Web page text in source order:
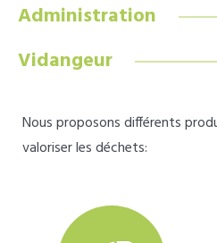
Administration
Vidangeur
Nous proposons différents
valoriser les déchets: